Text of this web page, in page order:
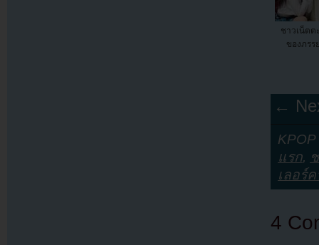
ชาวเน็ตต
ของภรร
←
แรก,
เลอร์
4